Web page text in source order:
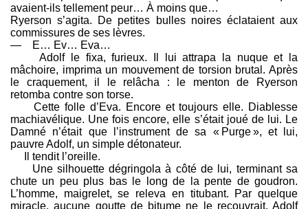
avaient-ils tellement peur… À moins que…
Ryerson s’agita. De petites bulles noires éclataient aux
commissures de ses lèvres.
— E… Ev… Eva…
Adolf le fixa, furieux. Il lui attrapa la nuque et la
mâchoire, imprima un mouvement de torsion brutal. Après
le craquement, il le relâcha : le menton de Ryerson
retomba contre son torse.
Cette folle d’Eva. Encore et toujours elle. Diablesse
machiavélique. Une fois encore, elle s’était joué de lui. Le
Damné n’était que l’instrument de sa « Purge », et lui,
pauvre Adolf, un simple détonateur.
Il tendit l’oreille.
Une silhouette dégringola à côté de lui, terminant sa
chute un peu plus bas le long de la pente de goudron.
L’homme, maigrelet, se releva en titubant. Par quelque
miracle, aucune goutte de bitume ne le recouvrait. Adolf